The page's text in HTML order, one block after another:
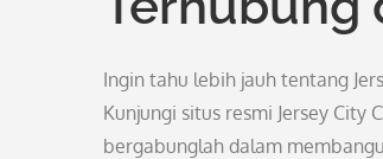
Ingin tahu lebih jauh tentang
Kunjungi situs resmi Jersey
bergabunglah dalam